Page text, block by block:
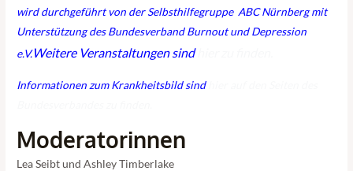
wird durchgeführt von der Selbsthilfegruppe ABC Nürnberg mit
Unterstützung des Bundesverband Burnout und Depression
e.V.Weitere Veranstaltungen sind
Informationen zum Krankheitsbild sind
Moderatorinnen
Lea Seibt und Ashley Timberlake